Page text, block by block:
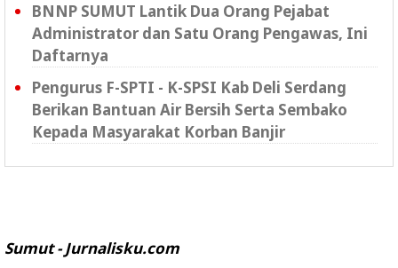
BNNP SUMUT Lantik Dua Orang Pejabat
Administrator dan Satu Orang Pengawas, Ini
Daftarnya
Pengurus F-SPTI - K-SPSI Kab Deli Serdang
Berikan Bantuan Air Bersih Serta Sembako
Kepada Masyarakat Korban Banjir
Sumut - Jurnalisku.com